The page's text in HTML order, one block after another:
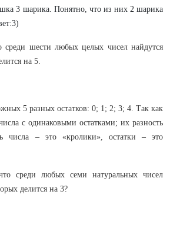
3 шарика. Понятно, что из них 2 шарика
среди шести любых целых чисел найдутся
на 5.
5 разных остатков: 0; 1; 2; 3; 4. Так как
с одинаковыми остатками; их разность
числа – это «кролики», остатки – это
среди любых семи натуральных чисел
делится на 3?